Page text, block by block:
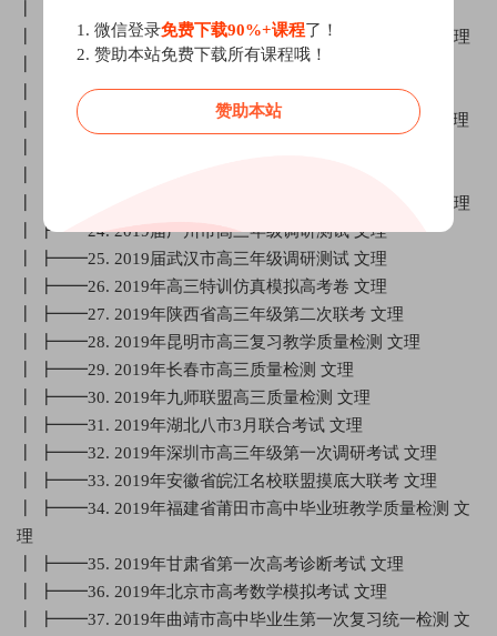
┃ ┣━━17. 2019年湖北七市教科研协作体高三联合考试 文理
┃ ┣━━18. 2019届黄冈市高三年级质量检测 文理
┃ ┣━━19. 2019年潍坊高考模拟考试 文理
┃ ┣━━20. 2019届“华大新高考联盟”高三教学质量测评 文理
┃ ┣━━23. 2019届四川省绵阳市高三教学质量诊断考试 文理
┃ ┣━━24. 2019届广州市高三年级调研测试 文理
┃ ┣━━25. 2019届武汉市高三年级调研测试 文理
┃ ┣━━26. 2019年高三特训仿真模拟高考卷 文理
┃ ┣━━27. 2019年陕西省高三年级第二次联考 文理
┃ ┣━━28. 2019年昆明市高三复习教学质量检测 文理
┃ ┣━━29. 2019年长春市高三质量检测 文理
┃ ┣━━30. 2019年九师联盟高三质量检测 文理
┃ ┣━━31. 2019年湖北八市3月联合考试 文理
┃ ┣━━32. 2019年深圳市高三年级第一次调研考试 文理
┃ ┣━━33. 2019年安徽省皖江名校联盟摸底大联考 文理
┃ ┣━━34. 2019年福建省莆田市高中毕业班教学质量检测 文
理
┃ ┣━━35. 2019年甘肃省第一次高考诊断考试 文理
┃ ┣━━36. 2019年北京市高考数学模拟考试 文理
┃ ┣━━37. 2019年曲靖市高中毕业生第一次复习统一检测 文
1. 微信登录免费下载90%+课程了！
2. 赞助本站免费下载所有课程哦！
赞助本站